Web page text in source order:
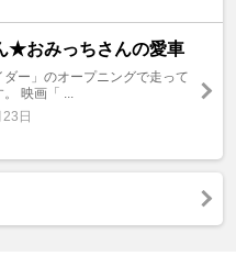
★おみっちさんの愛車
ダー」のオープニングで走って
映画「 ...
日